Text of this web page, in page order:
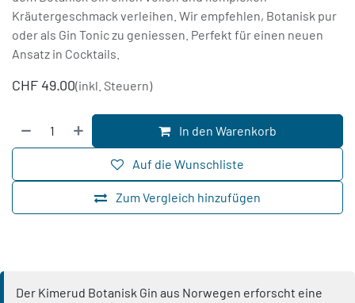
Kräutergeschmack verleihen. Wir empfehlen, Botanisk pur
oder als Gin Tonic zu geniessen. Perfekt für einen neuen
Ansatz in Cocktails.
CHF 49.00(inkl. Steuern)
In den Warenkorb
Zum Vergleich hinzufügen
Auf die Wunschliste
Der Kimerud Botanisk Gin aus Norwegen erforscht eine